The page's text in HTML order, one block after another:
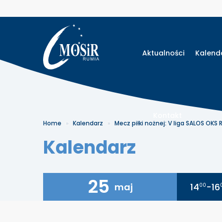
Aktualności
Home Kalendarz Mecz piłki nożnej: V liga SALOS
Kalendarz
25 maj 1400 -16